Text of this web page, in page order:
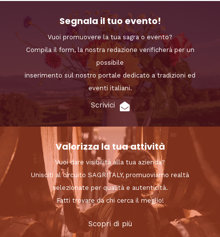
Segnala il tuo evento!
Vuoi promuovere la tua sagra o evento?
Compila il form, la nostra redazione verificherà per un
possibile
inserimento sul nostro portale dedicato a tradizioni ed
eventi italiani.
Scrivici
Valorizza la tua attività
Vuoi dare visibilità alla tua azienda?
Unisciti al circuito SAGRITALY, promuoviamo realtà
selezionate per qualità e autenticità.
Fatti trovare da chi cerca il meglio!
Scopri di più